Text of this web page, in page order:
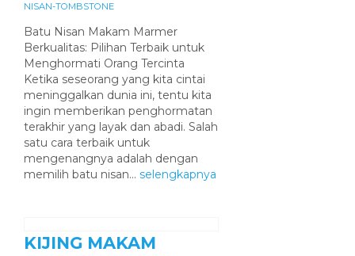
NISAN-TOMBSTONE
Batu Nisan Makam Marmer
Berkualitas: Pilihan Terbaik untuk
Menghormati Orang Tercinta
Ketika seseorang yang kita cintai
meninggalkan dunia ini, tentu kita
ingin memberikan penghormatan
terakhir yang layak dan abadi. Salah
satu cara terbaik untuk
mengenangnya adalah dengan
memilih batu nisan... selengkapnya
KIJING MAKAM